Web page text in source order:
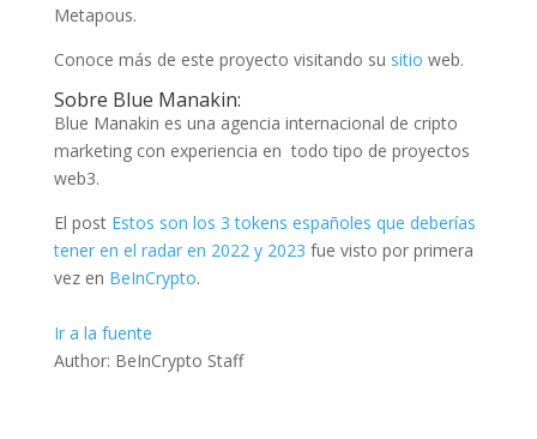
Metapous.
Conoce más de este proyecto visitando su sitio web.
Sobre Blue Manakin:
Blue Manakin es una agencia internacional de cripto
marketing con experiencia en todo tipo de proyectos
web3.
El post Estos son los 3 tokens españoles que deberías
tener en el radar en 2022 y 2023 fue visto por primera
vez en BeInCrypto.
Ir a la fuente
Author: BeInCrypto Staff